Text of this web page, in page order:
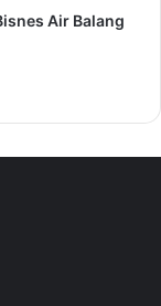
Air Balang